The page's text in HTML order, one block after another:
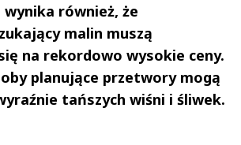
również, że
malin muszą
na rekordowo wysokie ceny.
planujące przetwory mogą
tańszych wiśni i śliwek.